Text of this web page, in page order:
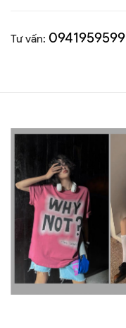
Tư vấn: 0941959599